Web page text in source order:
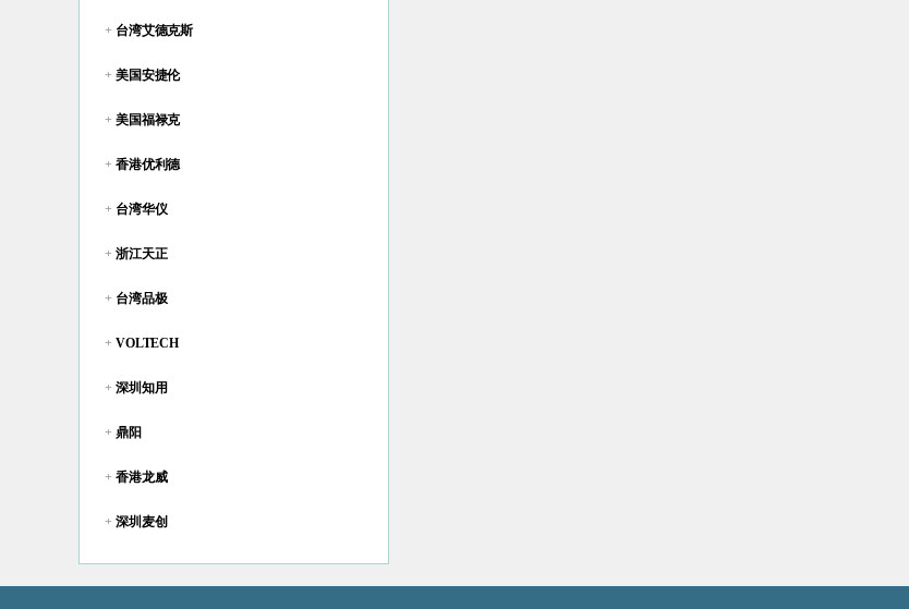
+ 台湾艾德克斯
+ 美国安捷伦
+ 美国福禄克
+ 香港优利德
+ 台湾华仪
+ 浙江天正
+ 台湾品极
+ VOLTECH
+ 深圳知用
+ 鼎阳
+ 香港龙威
+ 深圳麦创